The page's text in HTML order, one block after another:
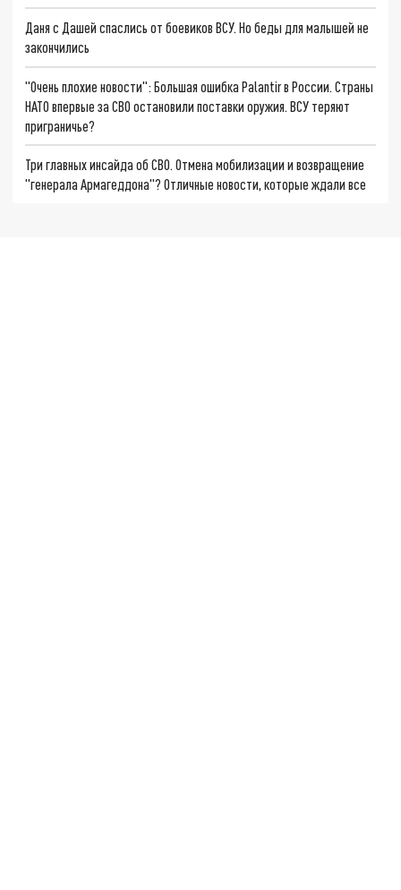
Даня с Дашей спаслись от боевиков ВСУ. Но беды для малышей не
закончились
"Очень плохие новости": Большая ошибка Palantir в России. Страны
НАТО впервые за СВО остановили поставки оружия. ВСУ теряют
приграничье?
Три главных инсайда об СВО. Отмена мобилизации и возвращение
"генерала Армагеддона"? Отличные новости, которые ждали все